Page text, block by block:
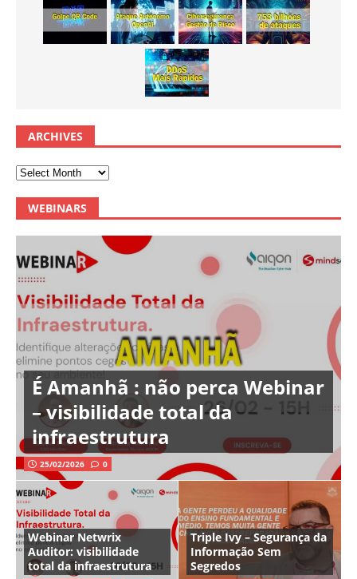
ARCHIVES
WEBINARS
É Amanhã : não perca Webinar
– visibilidade total da
infraestrutura
25/02/2026 0
Webinar Netwrix
Auditor: visibilidade
total da infraestrutura
Triple Ivy – Segurança da
Informação Sem
Segredos